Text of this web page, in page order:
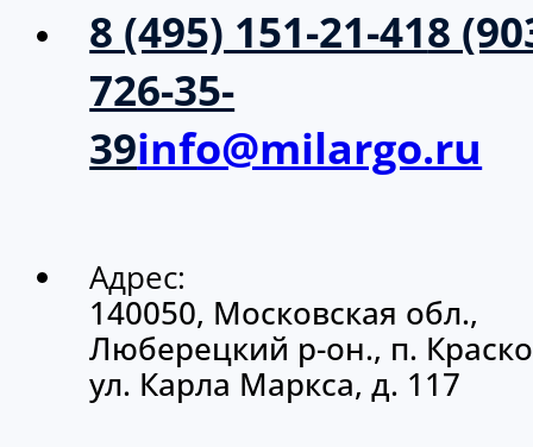
8 (495) 151-21-418
726-35-
39info@milargo.ru
Адрес:
140050, Московская обл.,
Люберецкий р-он., п.
ул. Карла Маркса, д. 117